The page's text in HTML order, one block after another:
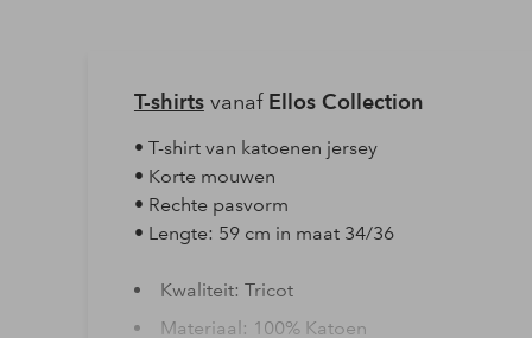
T-shirtsvanaf Ellos Collection
• T-shirt van katoenen jersey
• Korte mouwen
• Rechte pasvorm
• Lengte: 59 cm in maat 34/36
Kwaliteit: Tricot
Materiaal: 100% Katoen